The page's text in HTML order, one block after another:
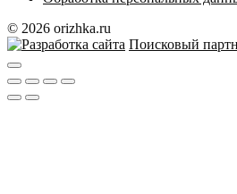
© 2026 orizhka.ru
Поисковый